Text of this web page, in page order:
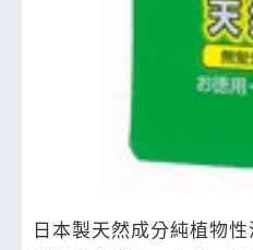
日本製天然成分純植物